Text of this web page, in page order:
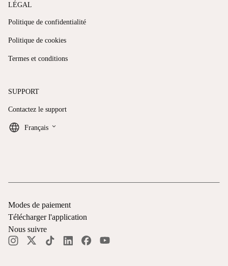
LÉGAL
Politique de confidentialité
Politique de cookies
Termes et conditions
SUPPORT
Contactez le support
Français keyboard_arrow_down
Modes de paiement
Télécharger l'application
Nous suivre